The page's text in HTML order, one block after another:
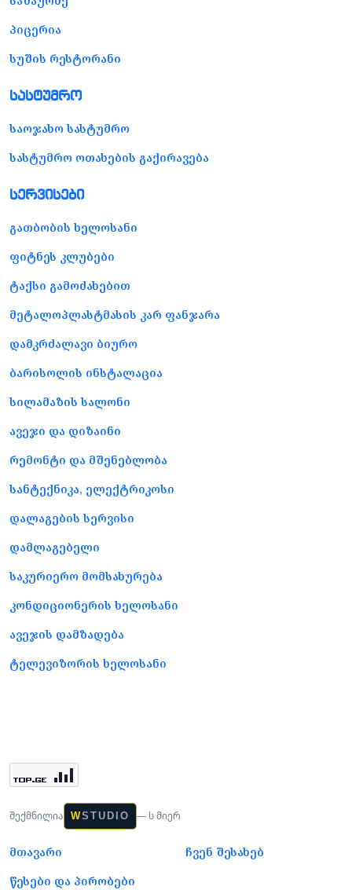
პიცერია
სუშის რესტორანი
სასტუმრო
საოჯახო სასტუმრო
სასტუმრო ოთახების გაქირავება
სერვისები
გათბობის ხელოსანი
ფიტნეს კლუბები
ტაქსი გამოძახებით
მეტალოპლასტმასის კარ ფანჯარა
დამკრძალავი ბიურო
ბარისოლის ინსტალაცია
სილამაზის სალონი
ავეჯი და დიზაინი
რემონტი და მშენებლობა
სანტექნიკა, ელექტრიკოსი
დალაგების სერვისი
დამლაგებელი
საკურიერო მომსახურება
კონდიციონერის ხელოსანი
ავეჯის დამზადება
ტელევიზორის ხელოსანი
შექმნილია WSTUDIO — ს მიერ
მთავარი
წესები და პირობები
ჩვენ შესახებ